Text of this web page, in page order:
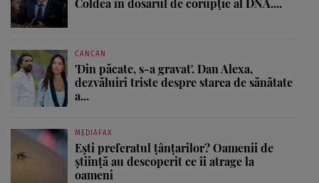
CANCAN
'Din păcate, s-a gravat'. Dan Alexa,
dezvăluiri triste despre starea de sănătate
a...
MEDIAFAX
Ești preferatul țânțarilor? Oamenii de
știință au descoperit ce îi atrage la
oameni